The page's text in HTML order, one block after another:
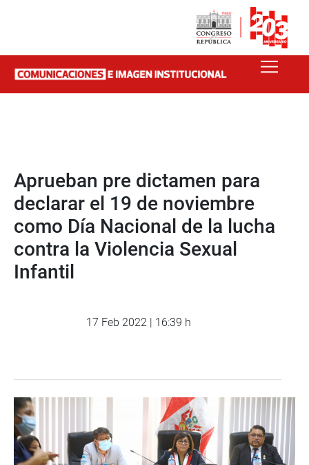
Aprueban pre dictamen para
declarar el 19 de noviembre
como Día Nacional de la lucha
contra la Violencia Sexual
Infantil
17 Feb 2022 | 16:39 h